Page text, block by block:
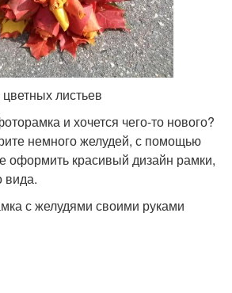
листьев
и хочется чего-то нового?
немного желудей, с помощью
оформить красивый дизайн рамки,
вида.
с желудями своими руками